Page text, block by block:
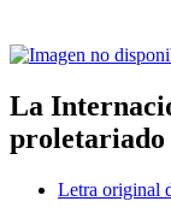
La
proletariado
Letra original